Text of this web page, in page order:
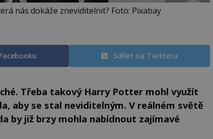
nás dokáže zneviditelnit? Foto: Pixabay
Sdílet na Twitteru
Třeba takový Harry Potter mohl využít
aby se stal neviditelným. V reálném světě
by již brzy mohla nabídnout zajímavé